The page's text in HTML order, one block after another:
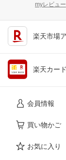
myレビュー
楽天市場
楽天カー
会員情報
買い物かご
お気に入り